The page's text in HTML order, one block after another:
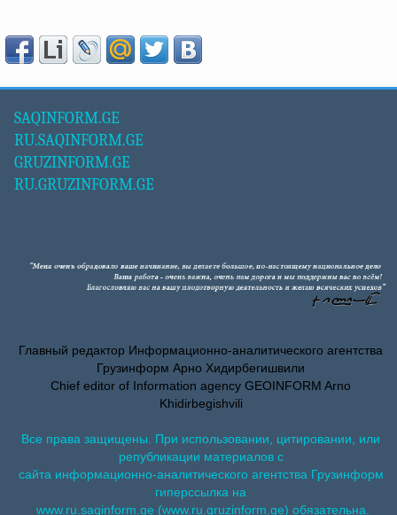
SAQINFORM.GE
RU.SAQINFORM.GE
GRUZINFORM.GE
RU.GRUZINFORM.GE
Главный редактор Информационно-аналитического агентства
Грузинформ Арно Хидирбегишвили
Chief editor of Information agency GEOINFORM Arno
Khidirbegishvili
Все права защищены. При использовании, цитировании, или
републикации материалов с
сайта информационно-аналитического агентства Грузинформ
гиперссылка на
www.ru.saqinform.ge (www.ru.gruzinform.ge) обязательна.